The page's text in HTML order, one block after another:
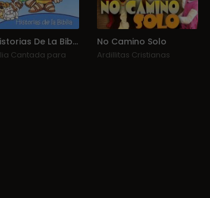
4 - Historias De La Biblia
Cantada para
No Camino Solo
Ardillitas Cristianas